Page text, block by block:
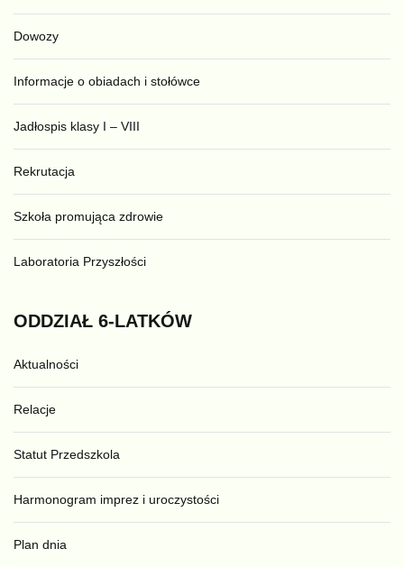
Dowozy
Informacje o obiadach i stołówce
Jadłospis klasy I – VIII
Rekrutacja
Szkoła promująca zdrowie
Laboratoria Przyszłości
ODDZIAŁ 6-LATKÓW
Aktualności
Relacje
Statut Przedszkola
Harmonogram imprez i uroczystości
Plan dnia